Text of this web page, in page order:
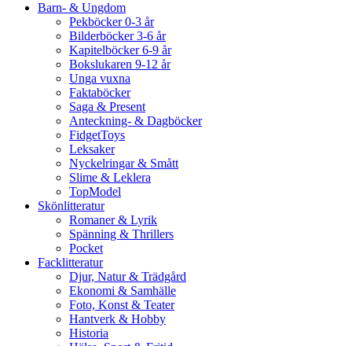
Barn- & Ungdom
Pekböcker 0-3 år
Bilderböcker 3-6 år
Kapitelböcker 6-9 år
Bokslukaren 9-12 år
Unga vuxna
Faktaböcker
Saga & Present
Anteckning- & Dagböcker
FidgetToys
Leksaker
Nyckelringar & Smått
Slime & Leklera
TopModel
Skönlitteratur
Romaner & Lyrik
Spänning & Thrillers
Pocket
Facklitteratur
Djur, Natur & Trädgård
Ekonomi & Samhälle
Foto, Konst & Teater
Hantverk & Hobby
Historia